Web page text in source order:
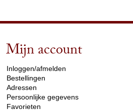
Mijn account
Inloggen/afmelden
Bestellingen
Adressen
Persoonlijke gegevens
Favorieten